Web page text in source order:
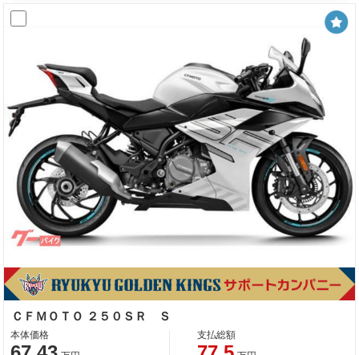
ＣＦＭＯＴＯ ２５０ＳＲ Ｓ
本体価格 支払総額